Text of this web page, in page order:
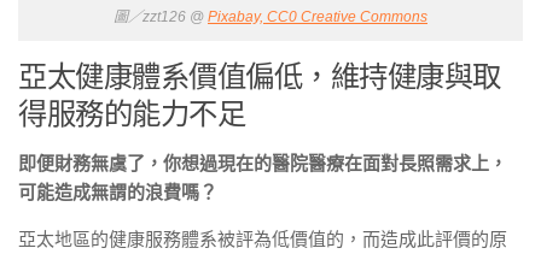
圖／zzt126 @ Pixabay, CC0 Creative Commons
亞太健康體系價值偏低，維持健康與取
得服務的能力不足
即便財務無虞了，你想過現在的醫院醫療在面對長照需求上，
可能造成無謂的浪費嗎？
亞太地區的健康服務體系被評為低價值的，而造成此評價的原